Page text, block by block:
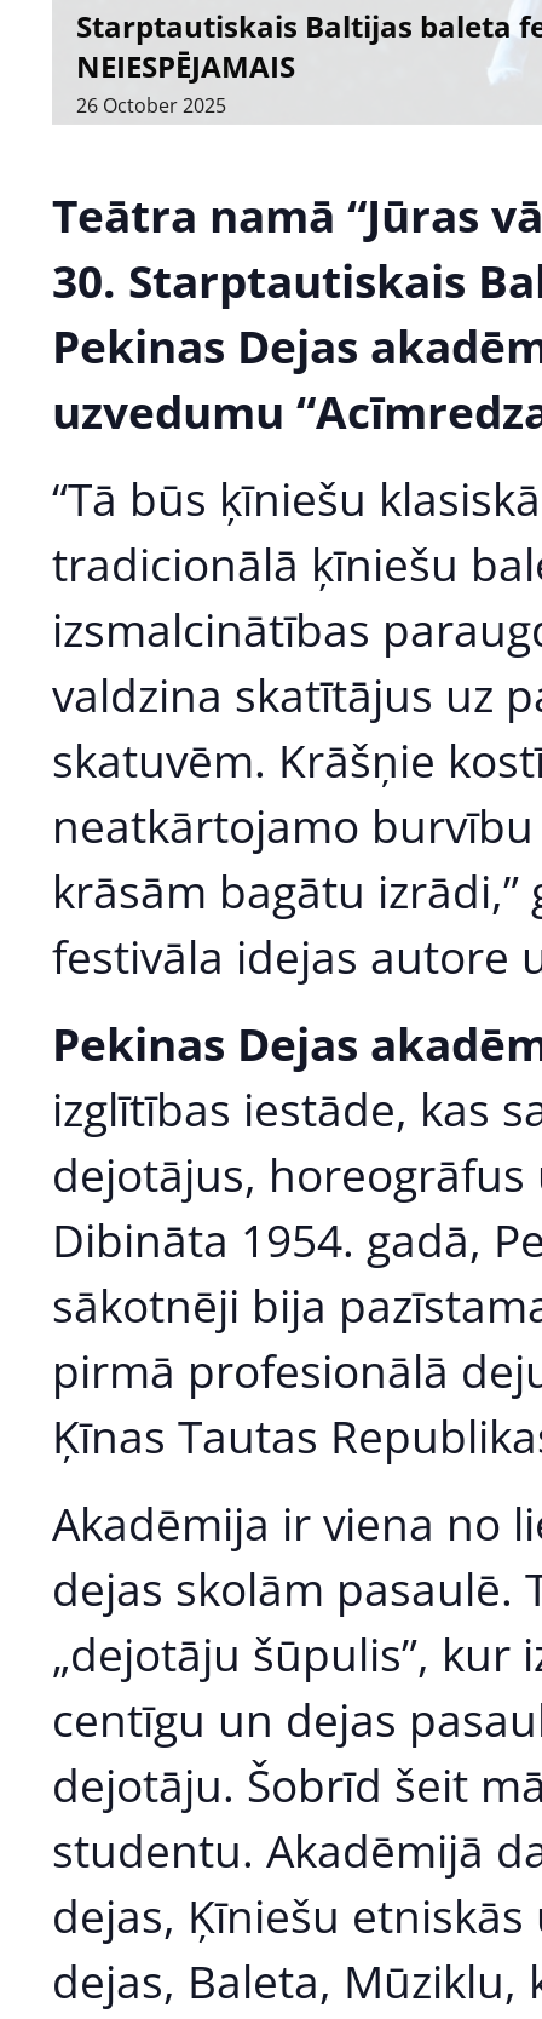
Starptautiskais Baltijas baleta
NEIESPĒJAMAIS
26 October2025
Teātra namā “Jūras
30. Starptautiskais
Pekinas Dejas
uzvedumu
“Tā būs ķīniešu
tradicionālā ķīniešu
izsmalcinātības
valdzina skatītājus uz
skatuvēm. Krāšņie
neatkārtojamo
krāsām bagātu
festivāla idejas autore
Pekinas Dejas
izglītības iestāde, kas
dejotājus,
Dibināta 1954. gadā,
sākotnēji bija
pirmā profesionālā
Ķīnas Tautas
Akadēmija ir viena no
dejas skolām pasaulē.
„dejotāju šūpulis”, kur
centīgu un dejas
dejotāju. Šobrīd šeit
studentu. Akadēmijā
dejas, Ķīniešu
dejas, Baleta, Mūziklu,